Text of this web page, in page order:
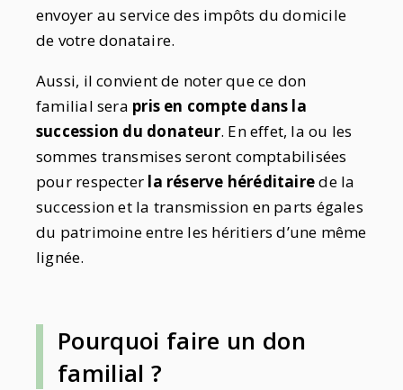
envoyer au service des impôts du domicile
de votre donataire.
Aussi, il convient de noter que ce don
familial sera pris en compte dans la
succession du donateur. En effet, la ou les
sommes transmises seront comptabilisées
pour respecter la réserve héréditairede la
succession et la transmission en parts égales
du patrimoine entre les héritiers d’une même
lignée.
Pourquoi faire un don
familial ?